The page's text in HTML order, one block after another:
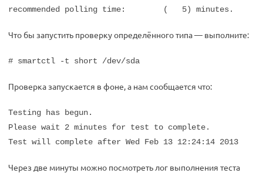
recommended polling time: ( 5) minutes.
Что бы запустить проверку определённого типа — выполните:
# smartctl -t short /dev/sda
Проверка запускается в фоне, а нам сообщается что:
Testing has begun.
Please wait 2 minutes for test to complete.
Test will complete after Wed Feb 13 12:24:14 2013
Через две минуты можно посмотреть лог выполнения теста